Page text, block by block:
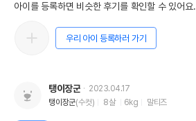
아이를 등록하면 비슷한 후기를 확인할 수 있어요.
우리 아이 등록하러 가기
탱이장군
2023.04.17
탱이장군(수컷) 8살 6kg 말티즈